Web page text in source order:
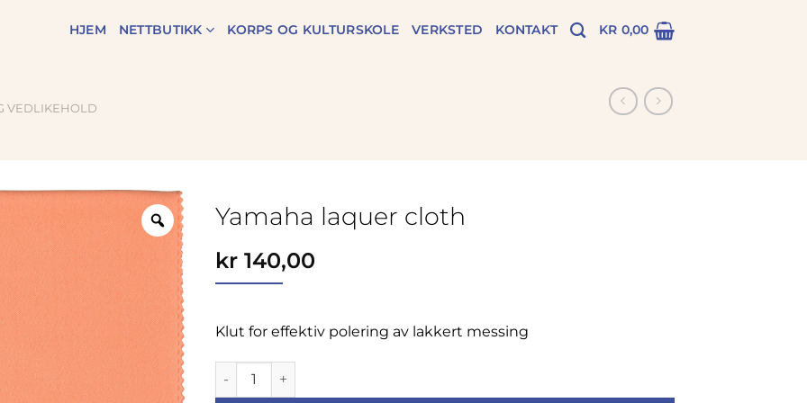
HJEM NETTBUTIKK KORPS OG KULTURSKOLE VERKSTED KONTAKT KR 0,00
VEDLIKEHOLD
Zoom Yamaha laquer cloth
kr 140,00
Klut for effektiv polering av lakkert messing
Yamaha laquer cloth antall